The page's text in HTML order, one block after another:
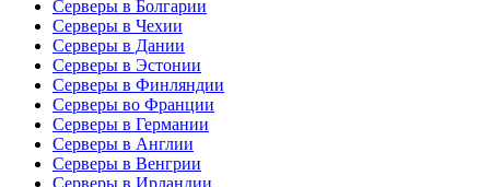
Серверы в Болгарии
Серверы в Чехии
Серверы в Дании
Серверы в Эстонии
Серверы в Финляндии
Серверы во Франции
Серверы в Германии
Серверы в Англии
Серверы в Венгрии
Серверы в Ирландии